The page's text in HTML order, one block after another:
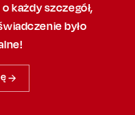
o każdy szczegół,
było